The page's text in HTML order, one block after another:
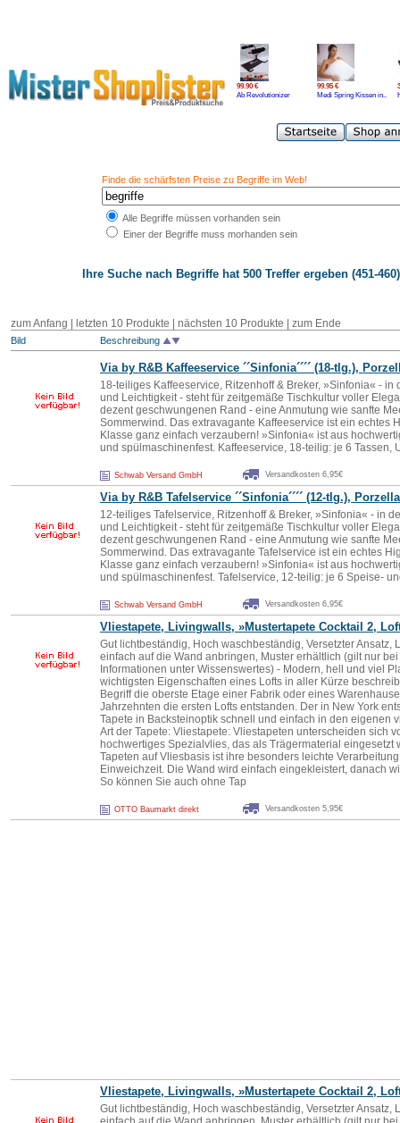
99.90 €
Ab Revolutionizer
99.95 €
Medi Spring Kissen in..
Finde die schärfsten Preise zu Begriffe im Web!
Alle Begriffe müssen vorhanden sein
Einer der Begriffe muss morhanden sein
Ihre Suche nach Begriffe hat 500 Treffer ergeben (451-
zum Anfang letzten 10 Produkte nächsten 10 Produkte zum Ende
Bild Beschreibung
Via by R&B Kaffeeservice ´´Sinfonia´´´´ (18-tlg.),
18-teiliges Kaffeeservice, Ritzenhoff & Breker, »Sinfonia« - in
und Leichtigkeit - steht für zeitgemäße Tischkultur voller
dezent geschwungenen Rand - eine Anmutung wie sanfte
Sommerwind. Das extravagante Kaffeeservice ist ein echtes
Klasse ganz einfach verzaubern! »Sinfonia« ist aus
und spülmaschinenfest. Kaffeeservice, 18-teilig: je 6 Tassen,
Schwab Versand GmbH Versandkosten 6,95€
Via by R&B Tafelservice ´´Sinfonia´´´´ (12-tlg.),
12-teiliges Tafelservice, Ritzenhoff & Breker, »Sinfonia« - in
und Leichtigkeit - steht für zeitgemäße Tischkultur voller
dezent geschwungenen Rand - eine Anmutung wie sanfte
Sommerwind. Das extravagante Tafelservice ist ein echtes
Klasse ganz einfach verzaubern! »Sinfonia« ist aus
und spülmaschinenfest. Tafelservice, 12-teilig: je 6 Speise-
Schwab Versand GmbH Versandkosten 6,95€
Vliestapete, Livingwalls, »Mustertapete Cocktail 2,
Gut lichtbeständig, Hoch waschbeständig, Versetzter Ansatz,
einfach auf die Wand anbringen, Muster erhältlich (gilt nur
Informationen unter Wissenswertes) - Modern, hell und viel
wichtigsten Eigenschaften eines Lofts in aller Kürze
Begriff die oberste Etage einer Fabrik oder eines
Jahrzehnten die ersten Lofts entstanden. Der in New York
Tapete in Backsteinoptik schnell und einfach in den eigenen
Art der Tapete: Vliestapete: Vliestapeten unterscheiden sich
hochwertiges Spezialvlies, das als Trägermaterial eingesetzt
Tapeten auf Vliesbasis ist ihre besonders leichte
Einweichzeit. Die Wand wird einfach eingekleistert, danach
So können Sie auch ohne Tap
OTTO Baumarkt direkt Versandkosten 5,95€
Vliestapete, Livingwalls, »Mustertapete Cocktail 2,
Gut lichtbeständig, Hoch waschbeständig, Versetzter Ansatz,